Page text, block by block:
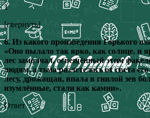
1
[свернуть]
6. Из какого произведения Горького
«Оно пылало так ярко, как солнце, и
лес замолчал, освещённый этим
людям, а тьма разлетелась от света
лесу, дрожащая, впала в гнилой зев
изумлённые, стали как камни».
Ответ